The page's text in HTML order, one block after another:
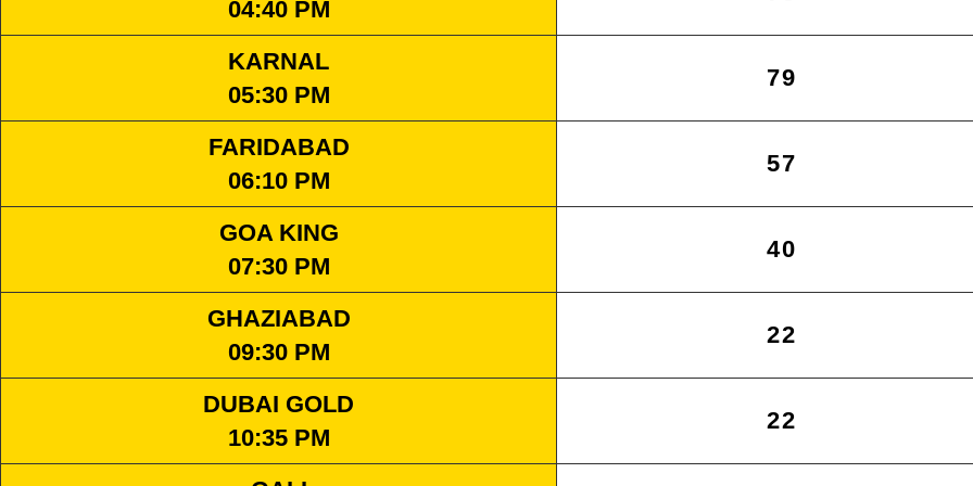
04:40 PM
KARNAL
05:30 PM
79
FARIDABAD
06:10 PM
57
GOA KING
07:30 PM
40
GHAZIABAD
09:30 PM
22
DUBAI GOLD
10:35 PM
22